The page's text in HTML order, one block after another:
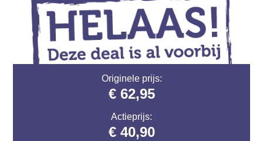
Originele prijs:
€ 62,95
Actieprijs:
€ 40,90